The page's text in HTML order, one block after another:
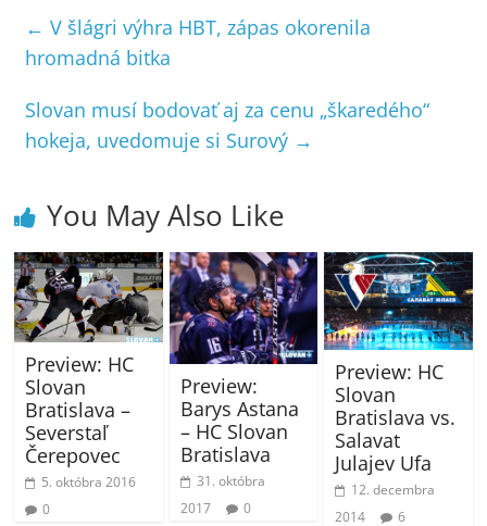
← V šlágri výhra HBT, zápas okorenila
hromadná bitka
Slovan musí bodovať aj za cenu „škaredého“
hokeja, uvedomuje si Surový →
You May Also Like
Preview: HC
Slovan
Bratislava –
Severstaľ
Čerepovec
5. októbra 2016
0
Preview:
Barys Astana
– HC Slovan
Bratislava
31. októbra
2017
0
Preview: HC
Slovan
Bratislava vs.
Salavat
Julajev Ufa
12. decembra
2014
6